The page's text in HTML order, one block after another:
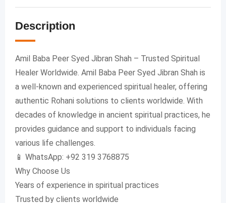
Description
Amil Baba Peer Syed Jibran Shah – Trusted Spiritual
Healer Worldwide. Amil Baba Peer Syed Jibran Shah is
a well-known and experienced spiritual healer, offering
authentic Rohani solutions to clients worldwide. With
decades of knowledge in ancient spiritual practices, he
provides guidance and support to individuals facing
various life challenges.
📱 WhatsApp: +92 319 3768875
Why Choose Us
Years of experience in spiritual practices
Trusted by clients worldwide